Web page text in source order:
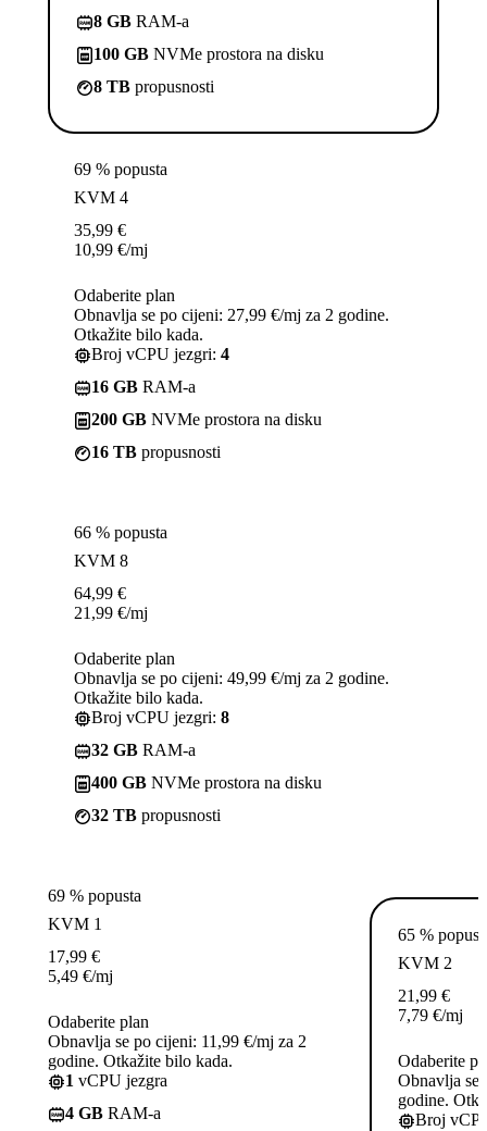
8 GB RAM-a
100 GB NVMe prostora na disku
8 TB propusnosti
69 % popusta
KVM 4
35,99 €
10,99 €/mj
Odaberite plan
Obnavlja se po cijeni: 27,99 €/mj za 2 godine.
Otkažite bilo kada.
Broj vCPU jezgri: 4
16 GB RAM-a
200 GB NVMe prostora na disku
16 TB propusnosti
66 % popusta
KVM 8
64,99 €
21,99 €/mj
Odaberite plan
Obnavlja se po cijeni: 49,99 €/mj za 2 godine.
Otkažite bilo kada.
Broj vCPU jezgri: 8
32 GB RAM-a
400 GB NVMe prostora na disku
32 TB propusnosti
69 % popusta
KVM 1
17,99 €
5,49 €/mj
Odaberite plan
Obnavlja se po cijeni: 11,99 €/mj za 2
godine. Otkažite bilo kada.
1 vCPU jezgra
4 GB RAM-a
65 %
KVM 2
21,99 €
7,79 €/mj
Odaberite
Obnavlja se
godine.
Broj